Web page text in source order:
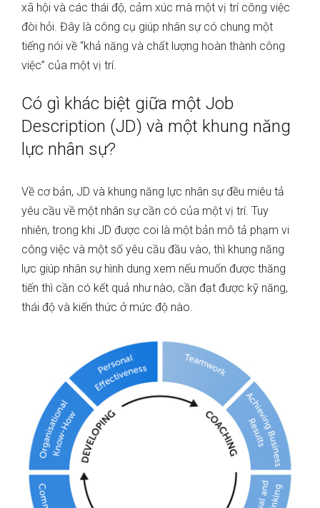
xã hội và các thái độ, cảm xúc mà một vị trí công việc
đòi hỏi. Đây là công cụ giúp nhân sự có chung một
tiếng nói về “khả năng và chất lượng hoàn thành công
việc” của một vị trí.
Có gì khác biệt giữa một Job
Description (JD) và một khung năng
lực nhân sự?
Về cơ bản, JD và khung năng lực nhân sự đều miêu tả
yêu cầu về một nhân sự cần có của một vị trí. Tuy
nhiên, trong khi JD được coi là một bản mô tả phạm vi
công việc và một số yêu cầu đầu vào, thì khung năng
lực giúp nhân sự hình dung xem nếu muốn được thăng
tiến thì cần có kết quả như nào, cần đạt được kỹ năng,
thái độ và kiến thức ở mức độ nào.